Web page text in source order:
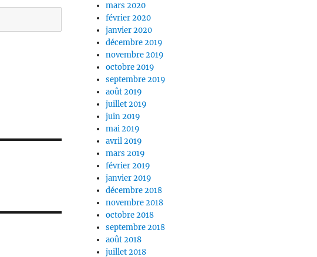
mars 2020
février 2020
janvier 2020
décembre 2019
novembre 2019
octobre 2019
septembre 2019
août 2019
juillet 2019
juin 2019
mai 2019
avril 2019
mars 2019
février 2019
janvier 2019
décembre 2018
novembre 2018
octobre 2018
septembre 2018
août 2018
juillet 2018